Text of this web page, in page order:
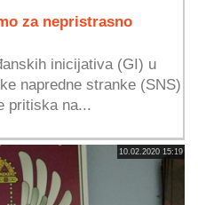
za nepristrasno
inicijativa (GI) u
napredne stranke (SNS)
pritiska na...
10.02.2020 15:19